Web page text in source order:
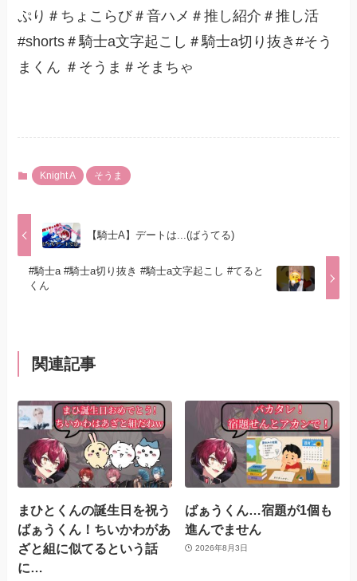
ぷり＃ちょこらび＃音ハメ＃推し紹介＃推し活
#shorts＃騎士a文字起こし＃騎士a切り抜き#そう
まくん ＃そうま＃そまちゃ
Knight A そうま
【騎士A】デートは...(ばうてる)
#騎士a #騎士a切り抜き #騎士a文字起こし #てると
くん
関連記事
まひとくんの誕生日を祝う
ばぁうくん！ちいかわがあ
ざと組に似てるという話
に…
ばぁうくん…宿題が1個も
進んでません
2026年8月3日